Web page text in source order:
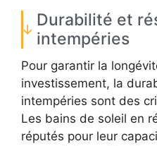
Durabilité et
intempéries
Pour garantir la
investissement, la
intempéries sont des
Les bains de soleil en
réputés pour leur